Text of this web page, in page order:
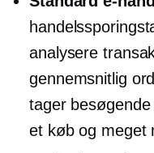
analysere
gennemsnitlig
tager
et køb og meget